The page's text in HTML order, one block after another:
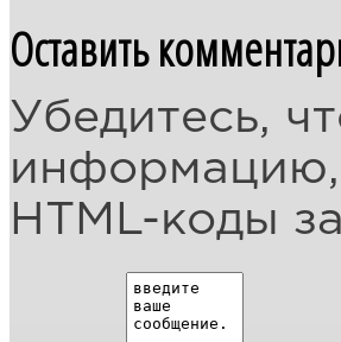
Оставить
Убедитесь,
HTML-коды